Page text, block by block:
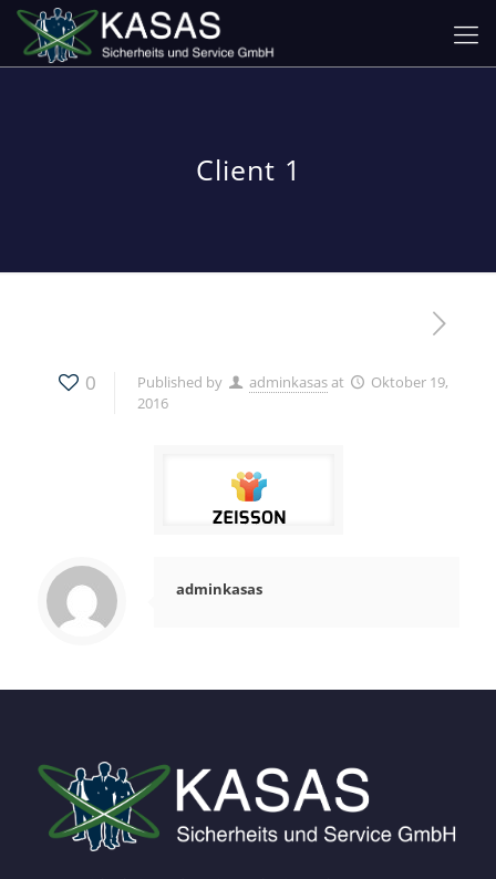
Client 1
0 Published by adminkasasat
Oktober 19,
2016
adminkasas